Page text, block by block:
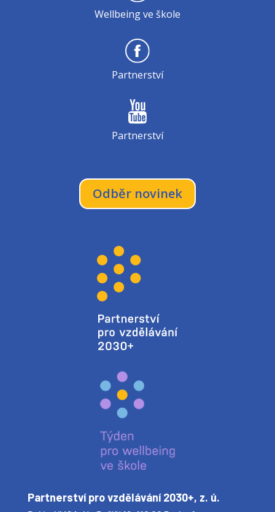
Wellbeing ve škole
Partnerství
Partnerství
Odběr novinek
Partnerství pro vzdělávání 2030+, z. ú.